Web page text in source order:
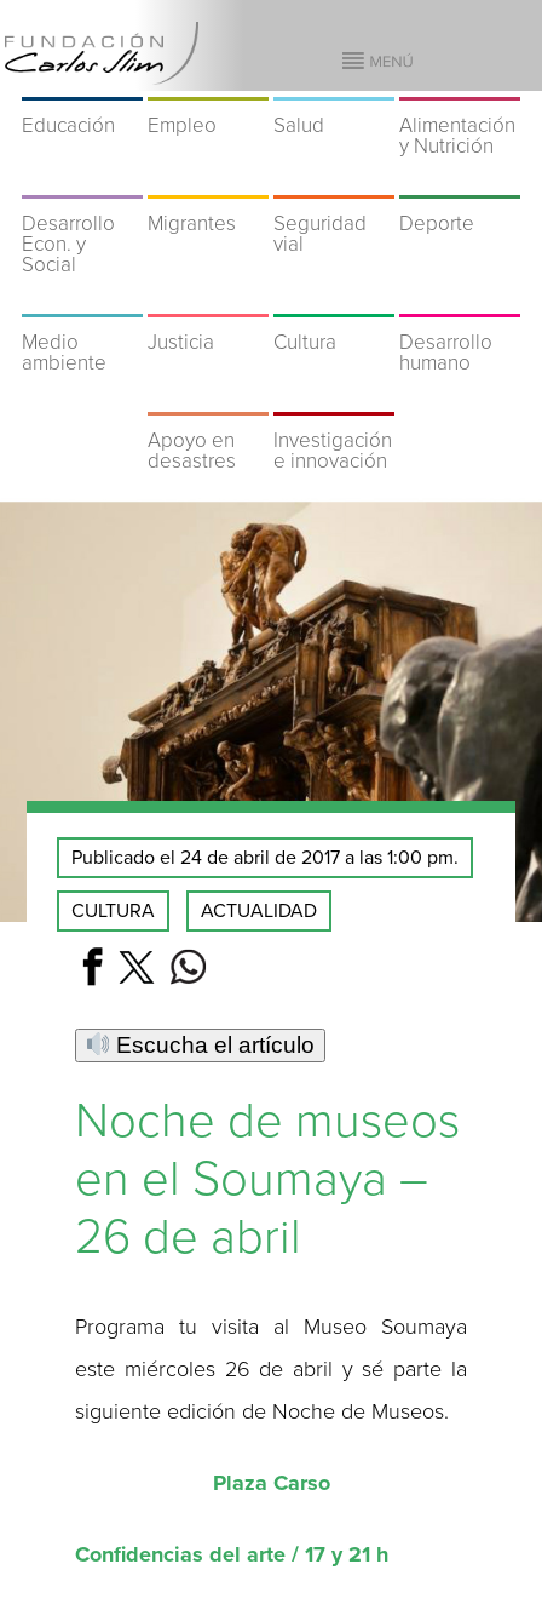
Educación Empleo Salud
Alimentación
y Nutrición
Desarrollo
Econ. y
Social
Migrantes
Seguridad
vial
Deporte
Medio
ambiente
Justicia Cultura
Desarrollo
humano
Apoyo en
desastres
Investigación
e innovación
Publicado el 24 de abril de 2017 a las 1:00 pm.
CULTURA ACTUALIDAD
Escucha el artículo
Noche de museos
en el Soumaya –
26 de abril
Programa tu visita al Museo Soumaya
este miércoles 26 de abril y sé parte la
siguiente edición de Noche de Museos.
Plaza Carso
Confidencias del arte / 17 y 21 h